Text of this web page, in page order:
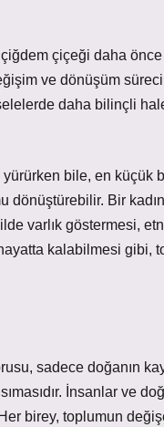
çiçeği daha
ve dönüşüm
daha bilinçli
yürürken bile, en
Bir
varlık göstermesi,
kalabilmesi gibi,
sadece doğanın
İnsanlar ve
birey, toplumun